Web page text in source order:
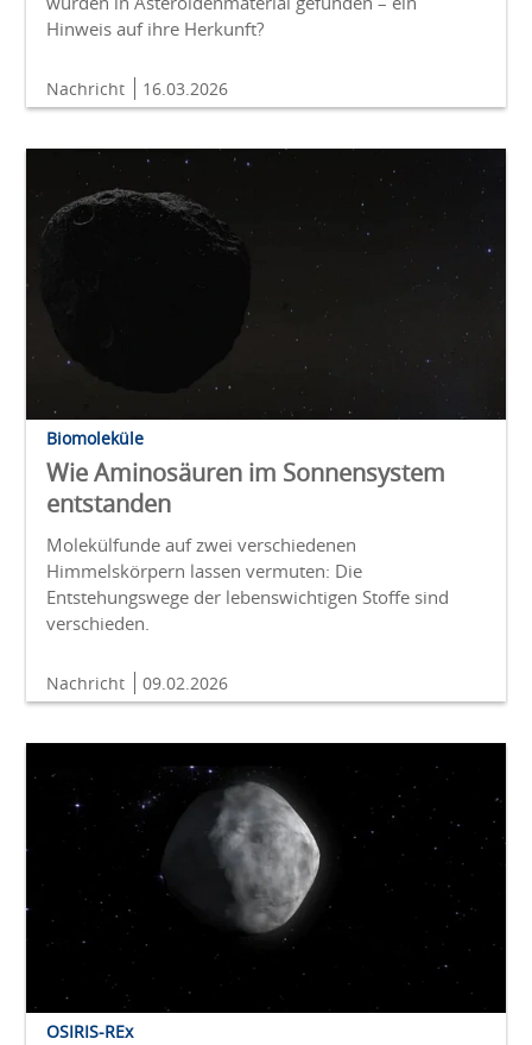
Hinweis auf ihre Herkunft?
Nachricht 16.03.2026
Biomoleküle
Wie Aminosäuren im Sonnensystem
entstanden
Molekülfunde auf zwei verschiedenen
Himmelskörpern lassen vermuten: Die
Entstehungswege der lebenswichtigen Stoffe sind
verschieden.
Nachricht 09.02.2026
OSIRIS-REx